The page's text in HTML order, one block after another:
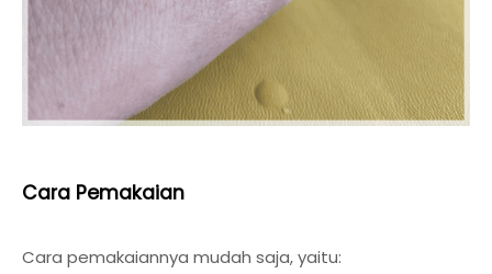
Cara Pemakaian
Cara pemakaiannya mudah saja, yaitu: